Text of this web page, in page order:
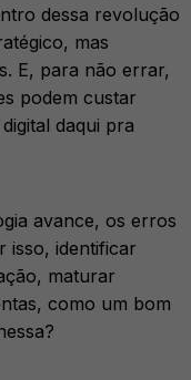
dessa revolução
mas
E, para não errar,
podem custar
daqui pra
avance, os erros
isso, identificar
maturar
como um bom